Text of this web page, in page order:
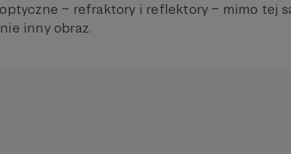
– refraktory i reflektory – mimo tej
inny obraz.